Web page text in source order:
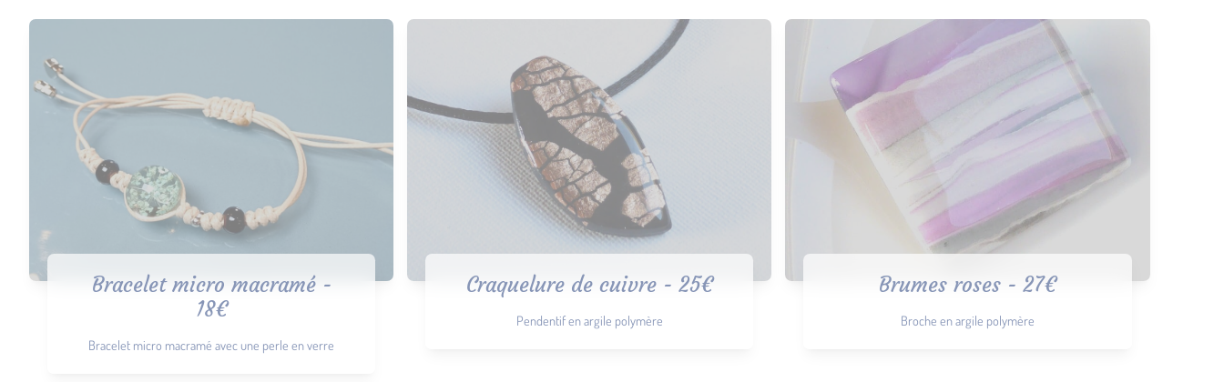
Bracelet micro macramé -
18€
Bracelet micro macramé avec une perle en verre
Craquelure de cuivre - 25€
Pendentif en argile polymère
Brumes roses - 27€
Broche en argile polymère